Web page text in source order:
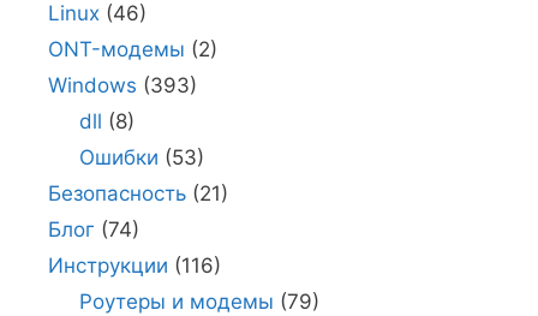
Linux (46)
ONT-модемы (2)
Windows (393)
dll (8)
Ошибки (53)
Безопасность (21)
Блог (74)
Инструкции (116)
Роутеры и модемы (79)